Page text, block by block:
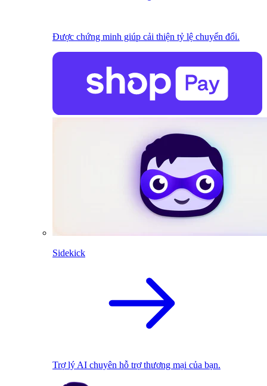
Được chứng minh giúp cải thiện tỷ lệ chuyển đổi.
Sidekick
Trợ lý AI chuyên hỗ trợ thương mại của bạn.